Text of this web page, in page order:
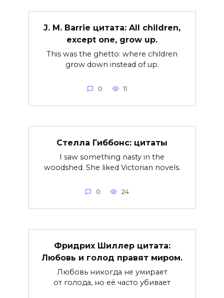
J. M. Barrie цитата: All children,
except one, grow up.
This was the ghetto: where children
grow down instead of up.
0 11
Стелла Гиббонс: цитаты
I saw something nasty in the
woodshed. She liked Victorian novels.
0 24
Фридрих Шиллер цитата:
Любовь и голод правят миром.
Любовь никогда не умирает
от голода, но её часто убивает